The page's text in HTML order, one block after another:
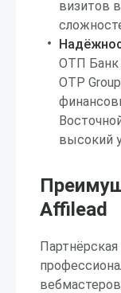
визитов
ОТП Банк
OTP
высокий
Affilead